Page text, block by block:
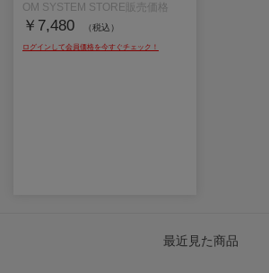
￥7,480 （税込）
最近見た商品